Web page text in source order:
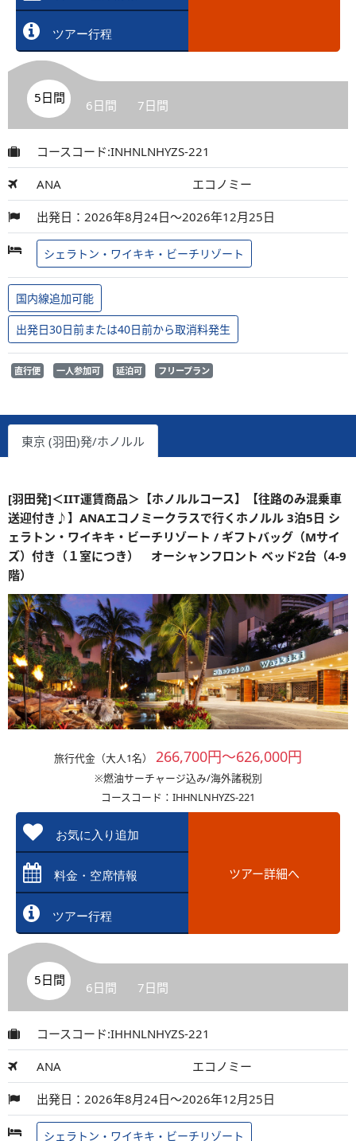
ツアー行程
5日間 6日間 7日間
コースコード:INHNLNHYZS-221
ANA エコノミー
出発日：2026年8月24日～2026年12月25日
シェラトン・ワイキキ・ビーチリゾート
国内線追加可能
出発日30日前または40日前から取消料発生
直行便 一人参加可 延泊可 フリープラン
東京 (羽田)発/ホノルル
[羽田発]＜IIT運賃商品＞【ホノルルコース】【往路のみ混乗車
送迎付き♪】ANAエコノミークラスで行くホノルル 3泊5日 シ
ェラトン・ワイキキ・ビーチリゾート / ギフトバッグ（Mサイ
ズ）付き（１室につき） オーシャンフロント ベッド2台（4-9
階）
旅行代金（大人1名） 266,700円～626,000円
※燃油サーチャージ込み/海外諸税別
コースコード：IHHNLNHYZS-221
お気に入り追加
料金・空席情報
ツアー行程
ツアー詳細へ
5日間 6日間 7日間
コースコード:IHHNLNHYZS-221
ANA エコノミー
出発日：2026年8月24日～2026年12月25日
シェラトン・ワイキキ・ビーチリゾート